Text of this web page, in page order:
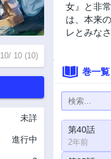
10/ 10 (10)
未詳
進行中
女』と非
は、本来
レとみな
巻一覧
第40話
2年前